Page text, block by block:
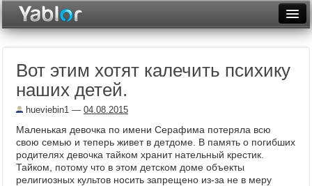
Неделя
Рейтинги
Архив
Фототоп
Вот этим хотят калечить психику
наших детей.
hueviebin1 — 04.08.2015
Маленькая девочка по имени Серафима потеряла всю
свою семью и теперь живет в детдоме. В память о погибших
родителях девочка тайком хранит нательный крестик.
Тайком, потому что в этом детском доме объекты
религиозных культов носить запрещено из-за не в меру